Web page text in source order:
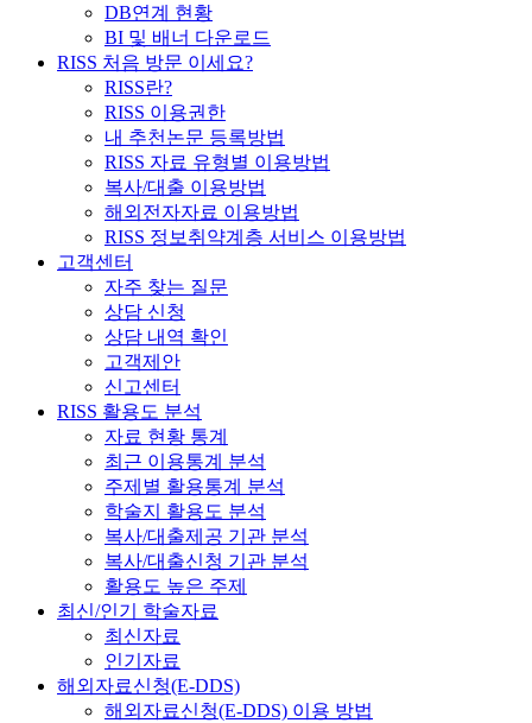
DB연계 현황
BI 및 배너 다운로드
RISS 처음 방문 이세요?
RISS란?
RISS 이용권한
내 추천논문 등록방법
RISS 자료 유형별 이용방법
복사/대출 이용방법
해외전자자료 이용방법
RISS 정보취약계층 서비스 이용방법
고객센터
자주 찾는 질문
상담 신청
상담 내역 확인
고객제안
신고센터
RISS 활용도 분석
자료 현황 통계
최근 이용통계 분석
주제별 활용통계 분석
학술지 활용도 분석
복사/대출제공 기관 분석
복사/대출신청 기관 분석
활용도 높은 주제
최신/인기 학술자료
최신자료
인기자료
해외자료신청(E-DDS)
해외자료신청(E-DDS) 이용 방법